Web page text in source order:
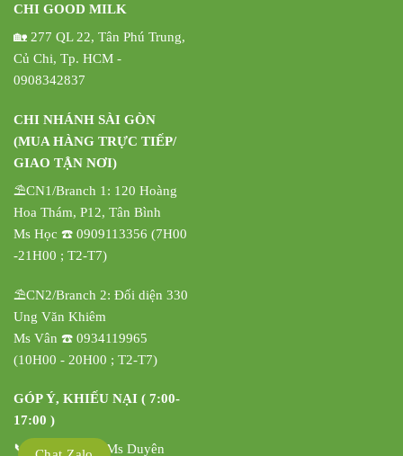
CHI GOOD MILK
🏡 277 QL 22, Tân Phú Trung,
Củ Chi, Tp. HCM -
0908342837
CHI NHÁNH SÀI GÒN
(MUA HÀNG TRỰC TIẾP/
GIAO TẬN NƠI)
⛱️CN1/Branch 1: 120 Hoàng
Hoa Thám, P12, Tân Bình
Ms Học ☎️ 0909113356 (7H00
-21H00 ; T2-T7)
⛱️CN2/Branch 2: Đối diện 330
Ung Văn Khiêm
Ms Vân ☎️ 0934119965
(10H00 - 20H00 ; T2-T7)
GÓP Ý, KHIẾU NẠI ( 7:00-
17:00 )
📞 0908342837 Ms Duyên